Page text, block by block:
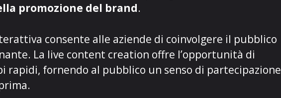
promozione del brand.
consente alle aziende di coinvolgere il pubblico
La live content creation offre l’opportunità di
rapidi, fornendo al pubblico un senso di partecipazione